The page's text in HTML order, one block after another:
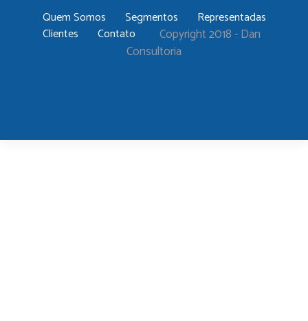
Quem Somos Segmentos
Representadas
Clientes
Contato
Copyright 2018 - Dan
Consultoria